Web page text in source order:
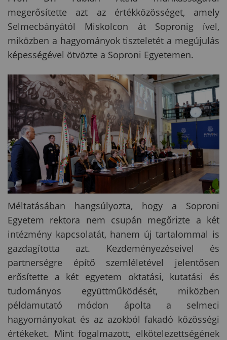
megerősítette azt az értékközösséget, amely
Selmecbányától Miskolcon át Sopronig ível,
miközben a hagyományok tiszteletét a megújulás
képességével ötvözte a Soproni Egyetemen.
Méltatásában hangsúlyozta, hogy a Soproni
Egyetem rektora nem csupán megőrizte a két
intézmény kapcsolatát, hanem új tartalommal is
gazdagította azt. Kezdeményezéseivel és
partnerségre építő szemléletével jelentősen
erősítette a két egyetem oktatási, kutatási és
tudományos együttműködését, miközben
példamutató módon ápolta a selmeci
hagyományokat és az azokból fakadó közösségi
értékeket. Mint fogalmazott, elkötelezettségének